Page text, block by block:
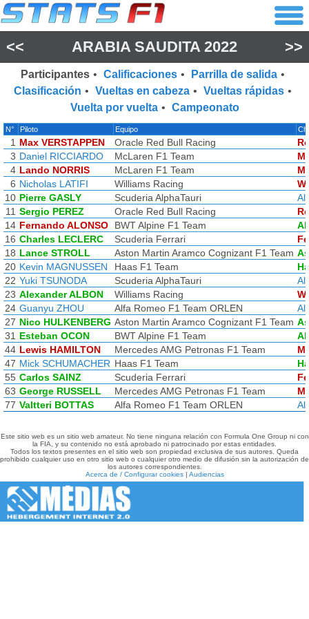
<< ARABIA SAUDITA 2022 >>
Participantes • Calificaciones • Parrilla de salida •
Clasificación • Vueltas en cabeza • Vueltas rápidas •
Vuelta por vuelta • Campeonato
N° Piloto Equipo
1 Max VERSTAPPEN Oracle Red Bull Racing
3 Daniel RICCIARDO McLaren F1 Team
4 Lando NORRIS McLaren F1 Team
6 Nicholas LATIFI Williams Racing
10 Pierre GASLY Scuderia AlphaTauri
11 Sergio PEREZ Oracle Red Bull Racing
14 Fernando ALONSO BWT Alpine F1 Team
16 Charles LECLERC Scuderia Ferrari
18 Lance STROLL Aston Martin Aramco Cognizant F1 Team
20 Kevin MAGNUSSEN Haas F1 Team
22 Yuki TSUNODA Scuderia AlphaTauri
23 Alexander ALBON Williams Racing
24 Guanyu ZHOU Alfa Romeo F1 Team ORLEN
27 Nico HULKENBERG Aston Martin Aramco Cognizant F1 Team
31 Esteban OCON BWT Alpine F1 Team
44 Lewis HAMILTON Mercedes AMG Petronas F1 Team
47 Mick SCHUMACHER Haas F1 Team
55 Carlos SAINZ Scuderia Ferrari
63 George RUSSELL Mercedes AMG Petronas F1 Team
77 Valtteri BOTTAS Alfa Romeo F1 Team ORLEN
Este sitio web es un sitio web amateur. No tiene ninguna relación con Formula One Group ni con
la FIA, y su contenido no está aprobado ni patrocinado por estas entidades.
Todos los textos presentes en el sitio web son propiedad exclusiva de sus autores. Queda
prohibido cualquier uso en otro sitio web o cualquier otro medio de difusión sin la autorización de
los autores correspondientes.
Acerca de / Configurar cookies| Audiencias